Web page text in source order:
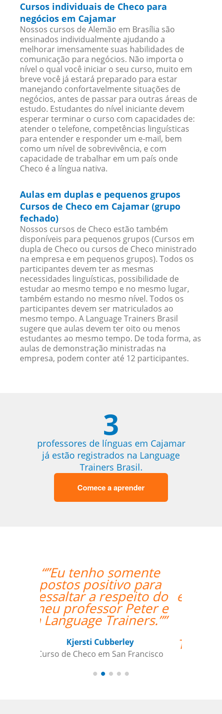
Cursos individuais de Checo para
negócios em Cajamar
Nossos cursos de Alemão em Brasília são
ensinados individualmente ajudando a
melhorar imensamente suas habilidades de
comunicação para negócios. Não importa o
nível o qual você iniciar o seu curso, muito em
breve você já estará preparado para estar
manejando confortavelmente situações de
negócios, antes de passar para outras áreas de
estudo. Estudantes do nível iniciante devem
esperar terminar o curso com capacidades de:
atender o telefone, competências linguísticas
para entender e responder um e-mail, bem
como um nível de sobrevivência, e com
capacidade de trabalhar em um país onde
Checo é a língua nativa.
Aulas em duplas e pequenos grupos
Cursos de Checo em Cajamar (grupo
fechado)
Nossos cursos de Checo estão também
disponíveis para pequenos grupos (Cursos em
dupla de Checo ou cursos de Checo ministrado
na empresa e em pequenos grupos). Todos os
participantes devem ter as mesmas
necessidades linguísticas, possibilidade de
estudar ao mesmo tempo e no mesmo lugar,
também estando no mesmo nível. Todos os
participantes devem ser matriculados ao
mesmo tempo. A Language Trainers Brasil
sugere que aulas devem ter oito ou menos
estudantes ao mesmo tempo. De toda forma, as
aulas de demonstração ministradas na
empresa, podem conter até 12 participantes.
3
professores de línguas em Cajamar
já estão registrados na Language
Trainers Brasil.
Comece a aprender
“”I was really happy
with the overall
experience. Aline was
an amazing teacher
and I made so much
progress with her.
Thank you so much!””
Curso de Português em Cuiabá